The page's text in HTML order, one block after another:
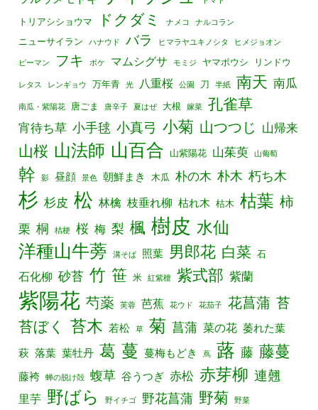
トリアシショウマ ドクダミ ナメコ ナルコラン
ニューサイラン ハナウド バラ ヒマラヤユキノシタ ヒメジョオン
ピーマン フキ ボケ マムシグサ モミジ ヤマボウシ リンドウ
レタス レンギョウ 万年青 光 八重桜 公園 刀 半紙 南天 南瓜
南瓜・紫陽花 唐ごま 唐辛子 夏はぜ 大根 嫁菜 孔雀草
宵待ち草 小手毬 小真弓 小菊 山つつじ 山帰来
山桜 山法師 山百合 山紫陽花 山茱萸 山葡萄
幹 影 昼顔 景色 朝鮮まき 木瓜 朴の木 朴木 朽ち木
杉 杉皮 松 林檎 枝垂れ柳 枯れ木 枯木 枯葉 柿
栗 桐 桔梗 桜 梅 梨 楓 樹皮 水仙
洋種山牛蒡 溝そば 照葉 男郎花 白菜 石
石化柳 砂苔 竹 笹 米 紅紫檀 紫式部 紫蘭
紫陽花 芍薬 芙蓉 芭蕉 花ウド 花茄子 花菖蒲 苔
苔ぼく 苔木 若松 草 菊 菖蒲 菜の花 萎れた葉
萩 落葉 葉牡丹 葛 蔓 蔓梅もどき 蔦 蕗 藤 藤蔓
藤袴 蝉の脱け殻 蝮草 谷うつぎ 赤松 赤芽柳 連翹
里芋 野ばら 野イチゴ 野花菖蒲 野菊 野菜